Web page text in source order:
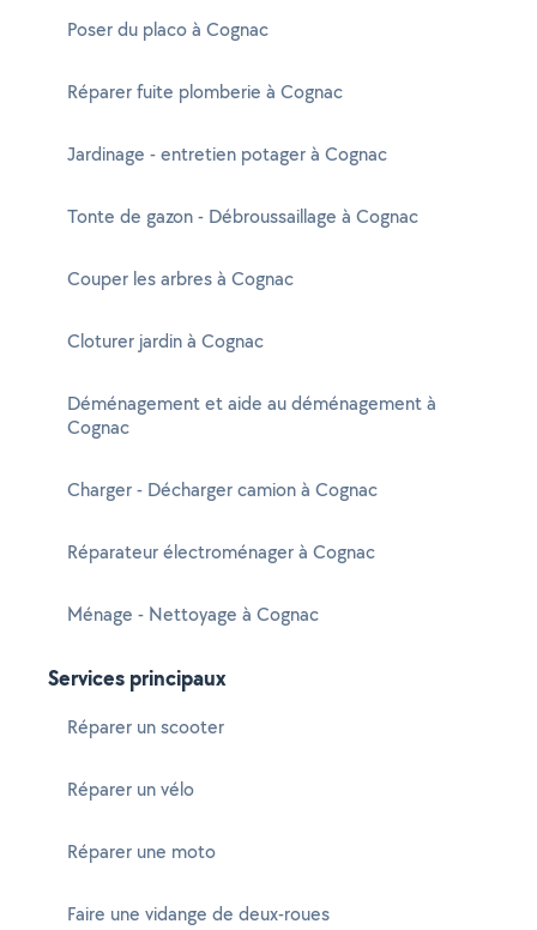
Poser du placo à Cognac
Réparer fuite plomberie à Cognac
Jardinage - entretien potager à Cognac
Tonte de gazon - Débroussaillage à Cognac
Couper les arbres à Cognac
Cloturer jardin à Cognac
Déménagement et aide au déménagement à
Cognac
Charger - Décharger camion à Cognac
Réparateur électroménager à Cognac
Ménage - Nettoyage à Cognac
Services principaux
Réparer un scooter
Réparer un vélo
Réparer une moto
Faire une vidange de deux-roues